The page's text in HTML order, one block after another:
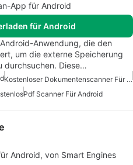
App für Android
für Android
Anwendung, die den
um die externe Speicherung
durchsuchen. Diese…
Kostenloser Dokumentenscanner Für Android
Pdf Scanner Für Android
Android, von Smart Engines